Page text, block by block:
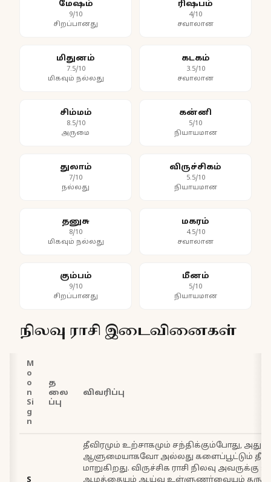
மேஷம்
9/10
சிறப்பானது
ரிஷபம்
4/10
சவாலான
மிதுனம்
7.5/10
மிகவும் நல்லது
கடகம்
3.5/10
சவாலான
சிம்மம்
8.5/10
அருமை
கன்னி
5/10
நியாயமான
துலாம்
7/10
நல்லது
விருச்சிகம்
5.5/10
நியாயமான
தனுசு
8/10
மிகவும் நல்லது
மகரம்
4.5/10
சவாலான
கும்பம்
9/10
சிறப்பானது
மீனம்
5/10
நியாயமான
நிலவு ராசி இடைவினைகள்
M
o
o
n
Si
g
n
த
லை
ப்பு
விவரிப்பு
தீவிரமும் உற்சாகமும் சந்திக்கும்போது, அது
ஆளுமையாகவோ அல்லது களைப்பூட்டும்
மாறுகிறது. விருச்சிக ராசி நிலவு அவருக்கு